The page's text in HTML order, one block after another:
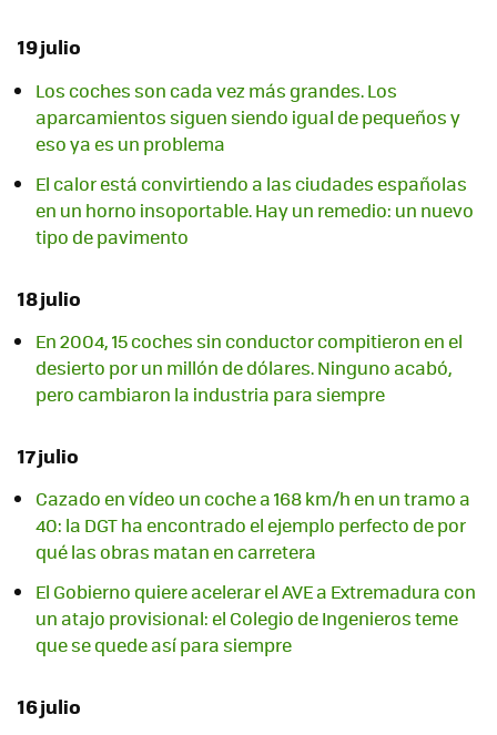
19 julio
Los coches son cada vez más grandes. Los
aparcamientos siguen siendo igual de pequeños y
eso ya es un problema
El calor está convirtiendo a las ciudades españolas
en un horno insoportable. Hay un remedio: un nuevo
tipo de pavimento
18 julio
En 2004, 15 coches sin conductor compitieron en el
desierto por un millón de dólares. Ninguno acabó,
pero cambiaron la industria para siempre
17 julio
Cazado en vídeo un coche a 168 km/h en un tramo a
40: la DGT ha encontrado el ejemplo perfecto de por
qué las obras matan en carretera
El Gobierno quiere acelerar el AVE a Extremadura con
un atajo provisional: el Colegio de Ingenieros teme
que se quede así para siempre
16 julio